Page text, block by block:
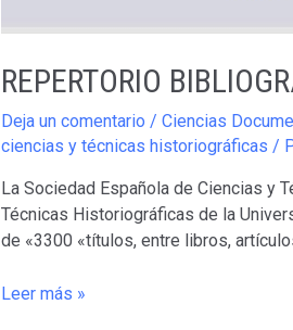
REPERTORIO
Deja un comentario / Ciencias
ciencias y técnicas historiográficas /
La Sociedad Española de Ciencias y
Técnicas Historiográficas de la
de «3300 «títulos, entre libros,
REPERTORIO
Leer más »